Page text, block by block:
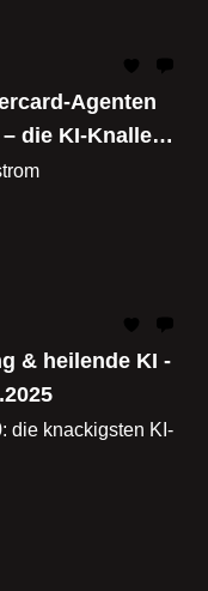
Agenten
die KI-Knaller
& heilende KI -
die knackigsten KI-